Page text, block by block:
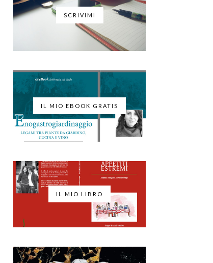
SCRIVIMI
IL MIO EBOOK GRATIS
IL MIO LIBRO